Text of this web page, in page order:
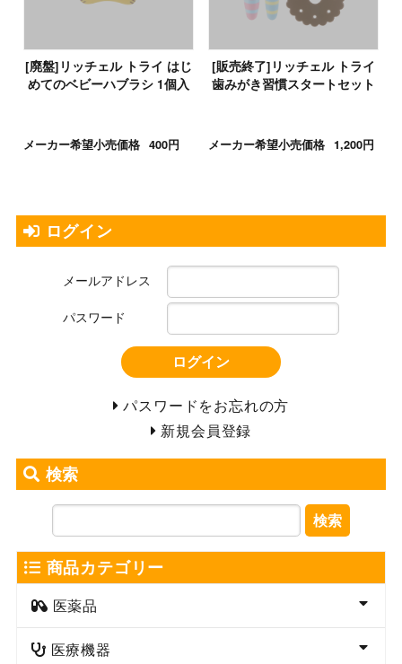
[廃盤]リッチェル トライ はじ
めてのベビーハブラシ 1個入
メーカー希望小売価格 400円
[販売終了]リッチェル トライ
歯みがき習慣スタートセット
メーカー希望小売価格 1,200円
ログイン
メールアドレス
パスワード
ログイン
パスワードをお忘れの方
新規会員登録
検索
検索
商品カテゴリー
医薬品
医療機器